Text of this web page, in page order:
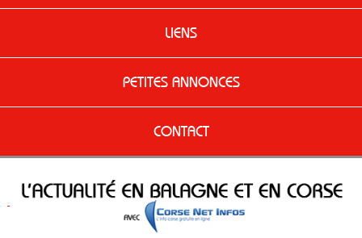
LIENS
PETITES ANNONCES
CONTACT